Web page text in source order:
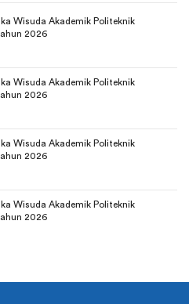
Wisuda Akademik Politeknik
2026
Wisuda Akademik Politeknik
2026
Wisuda Akademik Politeknik
2026
Wisuda Akademik Politeknik
2026